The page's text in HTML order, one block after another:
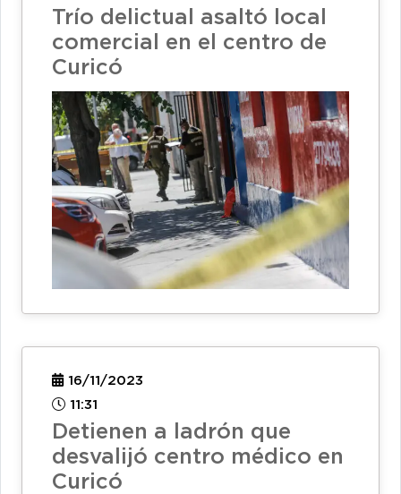
Trío delictual asaltó local
comercial en el centro de
Curicó
16/11/2023
11:31
Detienen a ladrón que
desvalijó centro médico en
Curicó